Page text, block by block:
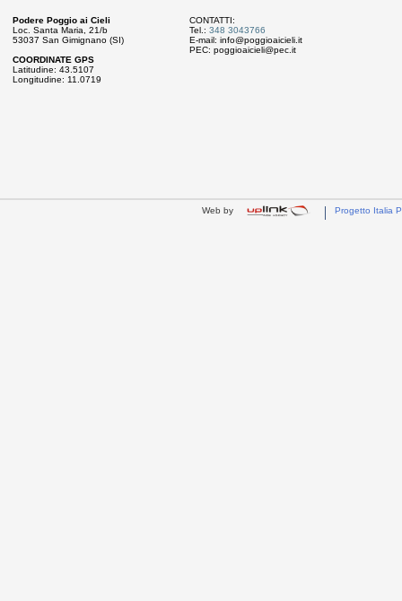
Podere Poggio ai Cieli
Loc. Santa Maria, 21/b
53037 San Gimignano (SI)
COORDINATE GPS
Latitudine: 43.5107
Longitudine: 11.0719
CONTATTI:
Tel.: 348 3043766
E-mail: info@poggioaicieli.it
PEC: poggioaicieli@pec.it
Web by Progetto Italia